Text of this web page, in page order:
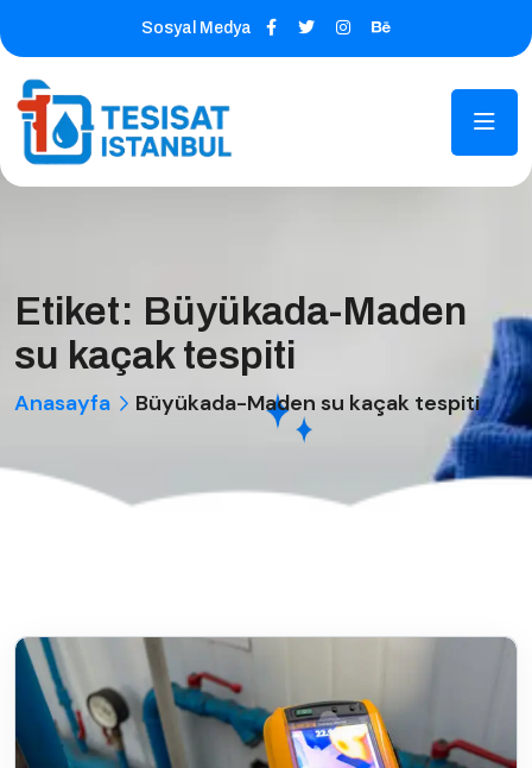
Sosyal Medya
Etiket: Büyükada-Maden
su kaçak tespiti
Anasayfa Büyükada-Maden su kaçak tespiti